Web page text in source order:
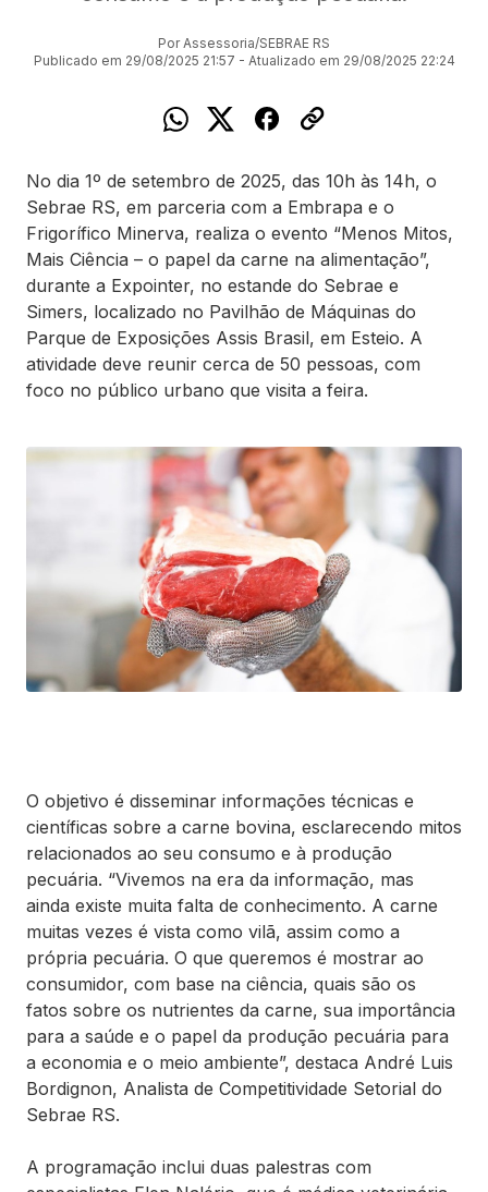
Por Assessoria/SEBRAE RS
Publicado em 29/08/2025 21:57 - Atualizado em 29/08/2025 22:24
No dia 1º de setembro de 2025, das 10h às 14h, o
Sebrae RS, em parceria com a Embrapa e o
Frigorífico Minerva, realiza o evento “Menos Mitos,
Mais Ciência – o papel da carne na alimentação”,
durante a Expointer, no estande do Sebrae e
Simers, localizado no Pavilhão de Máquinas do
Parque de Exposições Assis Brasil, em Esteio. A
atividade deve reunir cerca de 50 pessoas, com
foco no público urbano que visita a feira.
O objetivo é disseminar informações técnicas e
científicas sobre a carne bovina, esclarecendo mitos
relacionados ao seu consumo e à produção
pecuária. “Vivemos na era da informação, mas
ainda existe muita falta de conhecimento. A carne
muitas vezes é vista como vilã, assim como a
própria pecuária. O que queremos é mostrar ao
consumidor, com base na ciência, quais são os
fatos sobre os nutrientes da carne, sua importância
para a saúde e o papel da produção pecuária para
a economia e o meio ambiente”, destaca André Luis
Bordignon, Analista de Competitividade Setorial do
Sebrae RS.
A programação inclui duas palestras com